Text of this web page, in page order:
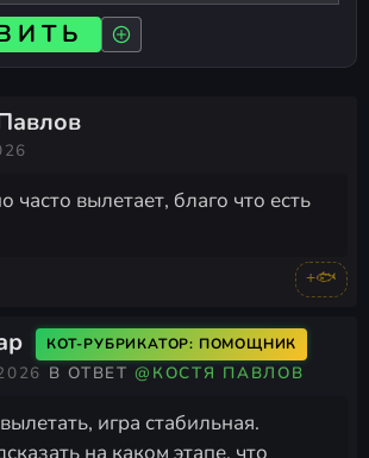
часто вылетает, благо что есть
+🐟
КОТ-РУБРИКАТОР: ПОМОЩНИК
В ОТВЕТ@КОСТЯ ПАВЛОВ
игра стабильная.